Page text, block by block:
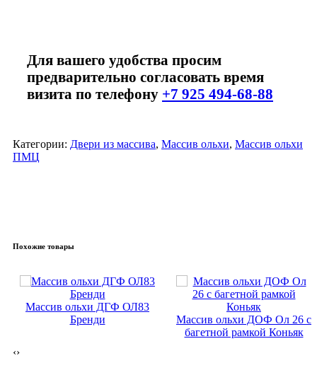
Для вашего удобства просим
предварительно согласовать время
визита по телефону +7 925 494-68-88
Категории: Двери из массива, Массив ольхи, Массив ольхи
ПМЦ
Похожие товары
Массив ольхи ДГФ ОЛ83
Бренди
Массив ольхи ДОФ Ол 26 с
багетной рамкой Коньяк
‹›